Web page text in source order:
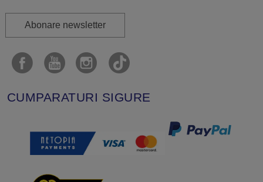
Abonare newsletter
CUMPARATURI SIGURE